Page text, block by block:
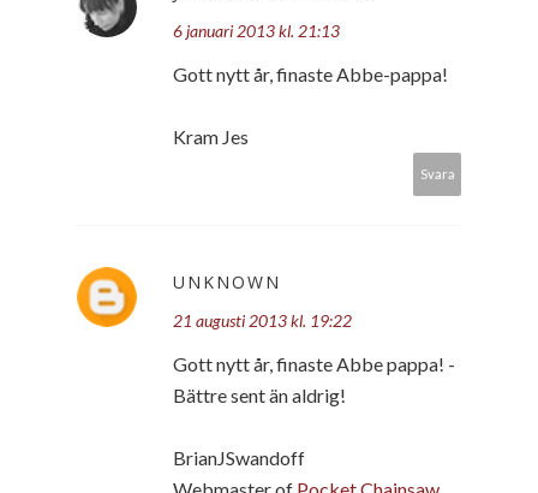
6 januari 2013 kl. 21:13
Gott nytt år, finaste Abbe-pappa!
Kram Jes
Svara
UNKNOWN
21 augusti 2013 kl. 19:22
Gott nytt år, finaste Abbe pappa! -
Bättre sent än aldrig!
BrianJSwandoff
Webmaster of Pocket Chainsaw